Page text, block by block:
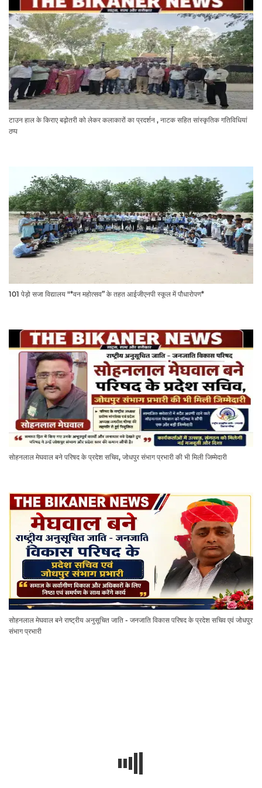
टाउन हाल के किराए बढ़ोतरी को लेकर कलाकारों का प्रदर्शन , नाटक सहित सांस्कृतिक गतिविधियां
ठप्प
101 पेड़ो सजा विद्यालय "*वन महोत्सव” के तहत आईजीएनपी स्कूल में पौधारोपण*
सोहनलाल मेघवाल बने परिषद के प्रदेश सचिव, जोधपुर संभाग प्रभारी की भी मिली जिम्मेदारी
सोहनलाल मेघवाल बने राष्ट्रीय अनुसूचित जाति - जनजाति विकास परिषद के प्रदेश सचिव एवं जोधपुर
संभाग प्रभारी